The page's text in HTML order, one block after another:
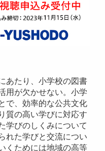
あたり、小学校の図書
用が欠かせない。小学
で、効率的な公共文化
質の高い学びに対応す
学びのしくみについて
れた学びと交流につい
くためには地域の高等